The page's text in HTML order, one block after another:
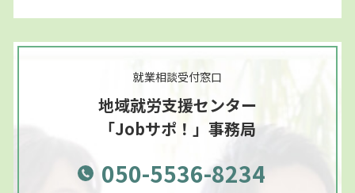
就業相談受付窓口
地域就労支援センター
「Jobサポ！」事務局
050-5536-8234